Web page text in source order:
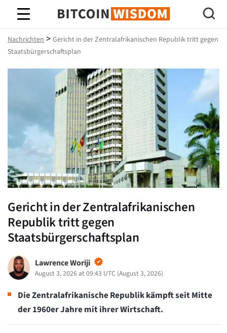
Bitcoin-Weisheit
Nachrichten > Gericht in der Zentralafrikanischen Republik tritt gegen
Staatsbürgerschaftsplan
Gericht in der Zentralafrikanischen
Republik tritt gegen
Staatsbürgerschaftsplan
Lawrence Woriji
August 3, 2026 at 09:43 UTC (August 3, 2026)
Die Zentralafrikanische Republik kämpft seit Mitte
der 1960er Jahre mit ihrer Wirtschaft.